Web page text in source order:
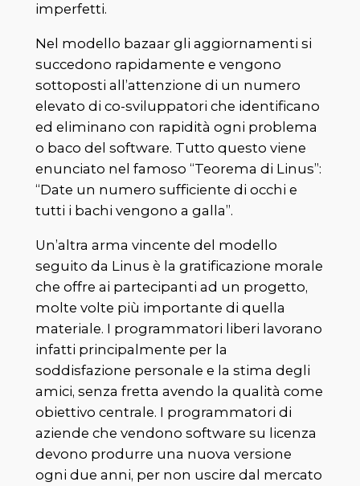
imperfetti.
Nel modello bazaar gli aggiornamenti si
succedono rapidamente e vengono
sottoposti all’attenzione di un numero
elevato di co-sviluppatori che identificano
ed eliminano con rapidità ogni problema
o baco del software. Tutto questo viene
enunciato nel famoso “Teorema di Linus”:
“Date un numero sufficiente di occhi e
tutti i bachi vengono a galla”.
Un’altra arma vincente del modello
seguito da Linus è la gratificazione morale
che offre ai partecipanti ad un progetto,
molte volte più importante di quella
materiale. I programmatori liberi lavorano
infatti principalmente per la
soddisfazione personale e la stima degli
amici, senza fretta avendo la qualità come
obiettivo centrale. I programmatori di
aziende che vendono software su licenza
devono produrre una nuova versione
ogni due anni, per non uscire dal mercato